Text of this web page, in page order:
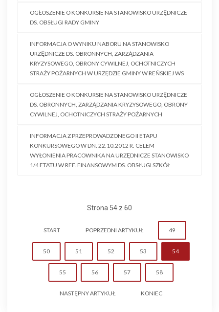
OGŁOSZENIE O KONKURSIE NA STANOWISKO URZĘDNICZE
DS. OBSŁUGI RADY GMINY
INFORMACJA O WYNIKU NABORU NA STANOWISKO
URZĘDNICZE DS. OBRONNYCH, ZARZĄDZANIA
KRYZYSOWEGO, OBRONY CYWILNEJ, OCHOTNICZYCH
STRAŻY POŻARNYCH W URZĘDZIE GMINY W REŃSKIEJ WS
OGŁOSZENIE O KONKURSIE NA STANOWISKO URZĘDNICZE
DS. OBRONNYCH, ZARZĄDZANIA KRYZYSOWEGO, OBRONY
CYWILNEJ, OCHOTNICZYCH STRAŻY POŻARNYCH
INFORMACJA Z PRZEPROWADZONEGO II ETAPU
KONKURSOWEGO W DN. 22.10.2012 R. CELEM
WYŁONIENIA PRACOWNIKA NA URZĘDNICZE STANOWISKO
1/4 ETATU W REF. FINANSOWYM DS. OBSŁUGI SZKÓŁ
Strona 54 z 60
START POPRZEDNI ARTYKUŁ 49
50 51 52 53 54
55 56 57 58
NASTĘPNY ARTYKUŁ KONIEC